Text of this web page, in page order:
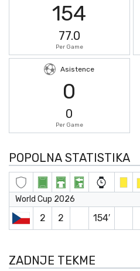
154
77.0
Per Game
Asistence
0
0
Per Game
POPOLNA STATISTIKA
World Cup 2026
2 2 154′
ZADNJE TEKME